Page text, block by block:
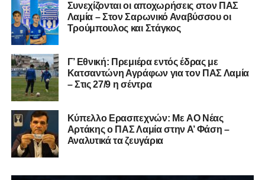
Συνεχίζονται οι αποχωρήσεις στον ΠΑΣ
Λαμία – Στον Σαρωνικό Αναβύσσου οι
Τρούμπουλος και Στάγκος
Γ’ Εθνική: Πρεμιέρα εντός έδρας με
Κατσαντώνη Αγράφων για τον ΠΑΣ Λαμία
– Στις 27/9 η σέντρα
Kύπελλο Ερασιτεχνών: Με AO Nέας
Αρτάκης ο ΠΑΣ Λαμία στην Α’ Φάση –
Αναλυτικά τα ζευγάρια